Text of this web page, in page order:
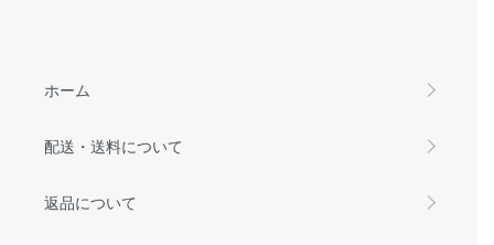
ホーム
配送・送料について
返品について